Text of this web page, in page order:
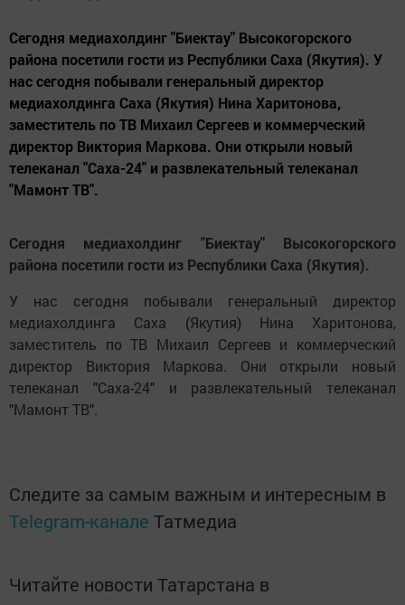
Сегодня медиахолдинг "Биектау" Высокогорского
района посетили гости из Республики Саха (Якутия). У
нас сегодня побывали генеральный директор
медиахолдинга Саха (Якутия) Нина Харитонова,
заместитель по ТВ Михаил Сергеев и коммерческий
директор Виктория Маркова. Они открыли новый
телеканал "Саха-24" и развлекательный телеканал
"Мамонт ТВ".
Сегодня медиахолдинг "Биектау" Высокогорского
района посетили гости из Республики Саха (Якутия).
У нас сегодня побывали генеральный директор
медиахолдинга Саха (Якутия) Нина Харитонова,
заместитель по ТВ Михаил Сергеев и коммерческий
директор Виктория Маркова. Они открыли новый
телеканал "Саха-24" и развлекательный телеканал
"Мамонт ТВ".
Следите за самым важным и интересным в
Telegram-канале Татмедиа
Читайте новости Татарстана в